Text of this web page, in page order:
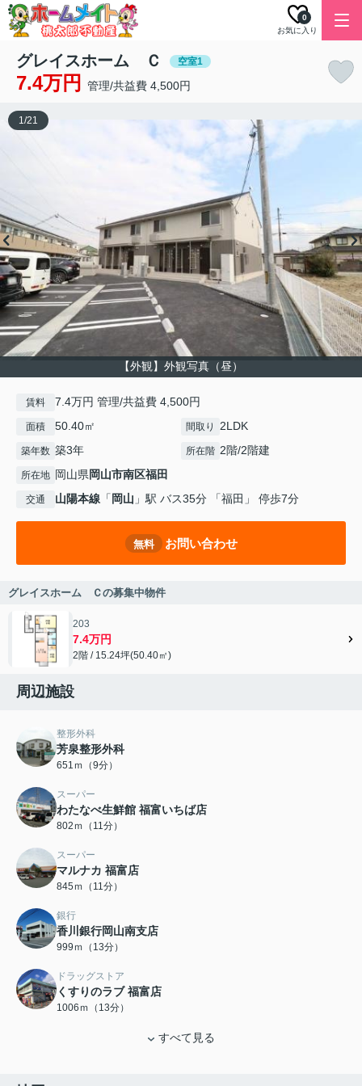
お気に入り
0
グレイスホーム Ｃ 空室1
7.4万円 管理/共益費 4,500円
【外観】外観写真（昼）
1/21
賃料 7.4万円 管理/共益費 4,500円
面積 50.40㎡ 間取り 2LDK
築年数 築3年 所在階 2階/2階建
所在地 岡山県岡山市南区福田
交通 山陽本線 「 岡山 」駅 バス35分 「福田」 停歩7分
無料 お問い合わせ
グレイスホーム Ｃの募集中物件
203
7.4万円
2階 / 15.24坪(50.40㎡)
周辺施設
整形外科
芳泉整形外科
651ｍ（9分）
スーパー
わたなべ生鮮館 福富いちば店
802ｍ（11分）
スーパー
マルナカ 福富店
845ｍ（11分）
銀行
香川銀行岡山南支店
999ｍ（13分）
ドラッグストア
くすりのラブ 福富店
1006ｍ（13分）
すべて見る